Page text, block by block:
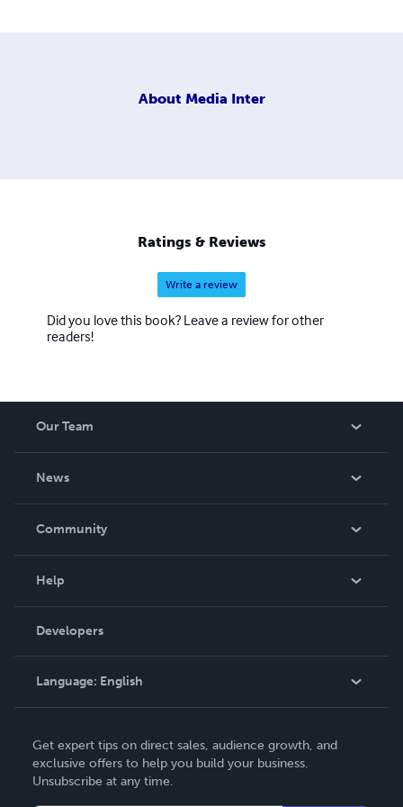
About Media Inter
Ratings & Reviews
Write a review
Did you love this book? Leave a review for other
readers!
Our Team
News
In The News
Community
Podcast
Help
Order Lookup
Knowledge Base
Contact Support
Developers
Language: English
Deutsch
Français
Get expert tips on direct sales, audience growth, and
exclusive offers to help you build your business.
Unsubscribe at any time.